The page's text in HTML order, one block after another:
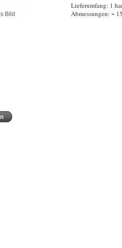
Bild
Lieferumfang: 1
Abmessungen: ~